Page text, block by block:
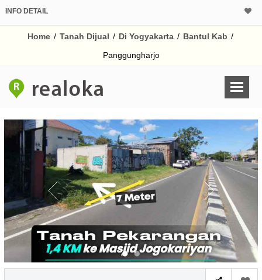
INFO DETAIL
Home / Tanah Dijual / Di Yogyakarta / Bantul Kab /
Panggungharjo
% /th
Untuk hasil simulasi
pada kotak-
Simpan